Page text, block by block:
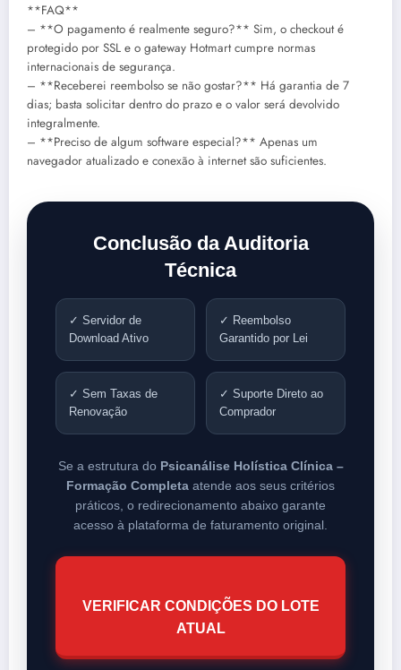
**FAQ**
– **O pagamento é realmente seguro?** Sim, o checkout é
protegido por SSL e o gateway Hotmart cumpre normas
internacionais de segurança.
– **Receberei reembolso se não gostar?** Há garantia de 7
dias; basta solicitar dentro do prazo e o valor será devolvido
integralmente.
– **Preciso de algum software especial?** Apenas um
navegador atualizado e conexão à internet são suficientes.
Conclusão da Auditoria
Técnica
✓ Servidor de
Download Ativo
✓ Reembolso
Garantido por Lei
✓ Sem Taxas de
Renovação
✓ Suporte Direto ao
Comprador
Se a estrutura do Psicanálise Holística Clínica –
Formação Completa atende aos seus critérios
práticos, o redirecionamento abaixo garante
acesso à plataforma de faturamento original.
VERIFICAR CONDIÇÕES DO LOTE
ATUAL